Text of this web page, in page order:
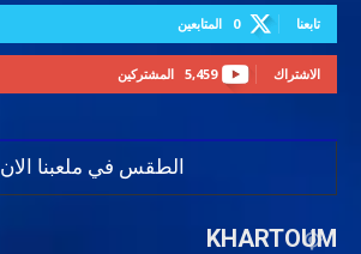
0 المتابعين تابعنا
5,459 المشتركين الاشتراك
الطقس في ملعبنا الان
KHARTOUM